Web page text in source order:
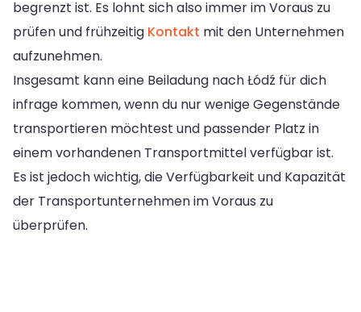
begrenzt ist. Es lohnt sich also immer im Voraus zu
prüfen und frühzeitig Kontakt mit den Unternehmen
aufzunehmen.
Insgesamt kann eine Beiladung nach Łódź für dich
infrage kommen, wenn du nur wenige Gegenstände
transportieren möchtest und passender Platz in
einem vorhandenen Transportmittel verfügbar ist.
Es ist jedoch wichtig, die Verfügbarkeit und Kapazität
der Transportunternehmen im Voraus zu
überprüfen.